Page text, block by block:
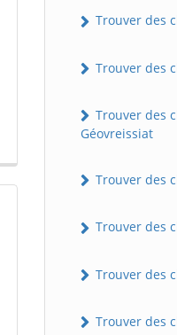
Trouver des
Trouver des
Trouver des
Géovreissiat
Trouver des
Trouver des
Trouver des
Trouver des